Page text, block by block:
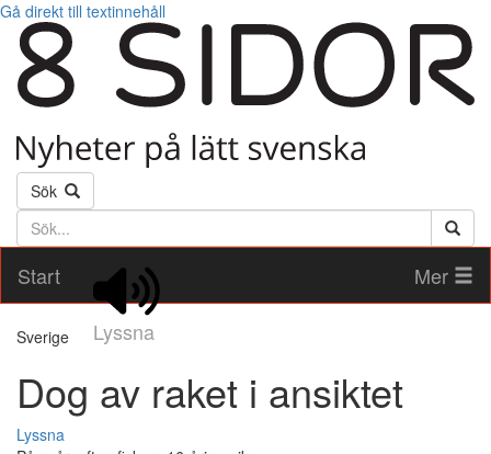
Gå direkt till textinnehåll
Sök
Söktext
Start
Lyssna
Mer
Sverige
Dog av raket i ansiktet
Lyssna